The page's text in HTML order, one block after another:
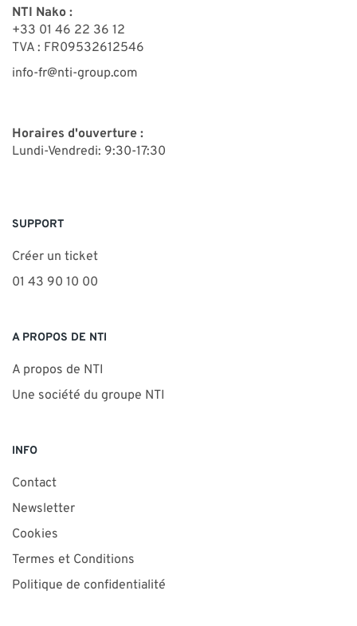
NTI Nako :
+33 01 46 22 36 12
TVA : FR09532612546
info-fr@nti-group.com
Horaires d'ouverture :
Lundi-Vendredi: 9:30-17:30
SUPPORT
Créer un ticket
01 43 90 10 00
A PROPOS DE NTI
A propos de NTI
Une société du groupe NTI
INFO
Contact
Newsletter
Cookies
Termes et Conditions
Politique de confidentialité